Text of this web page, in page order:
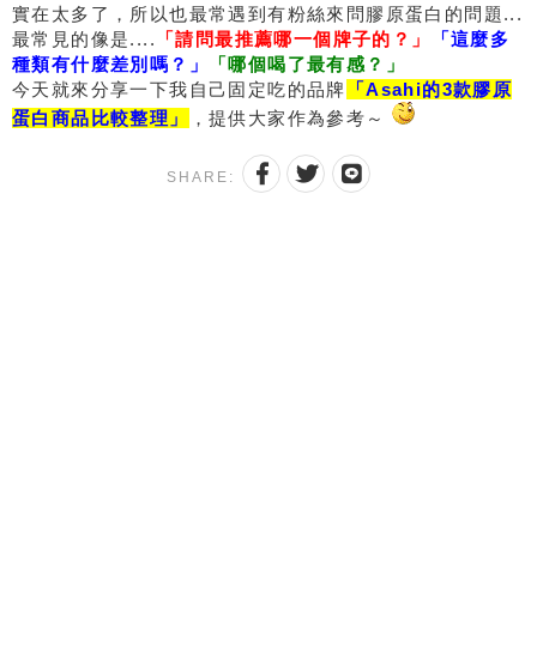
實在太多了，所以也最常遇到有粉絲來問膠原蛋白的問題...
最常見的像是....
「請問最推薦哪一個牌子的？」
「這麼多
種類有什麼差別嗎？」
「哪個喝了最有感？」
今天就來分享一下我自己固定吃的品牌
「Asahi的3款膠原
蛋白商品比較整理」
，提供大家作為參考～
SHARE: